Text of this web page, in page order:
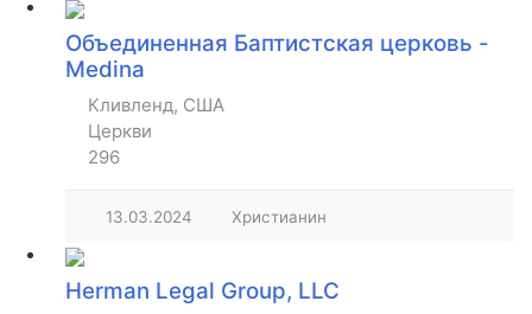
Объединенная Баптистская церковь -
Medina
Кливленд, США
Церкви
296
13.03.2024 Христианин
Herman Legal Group, LLC